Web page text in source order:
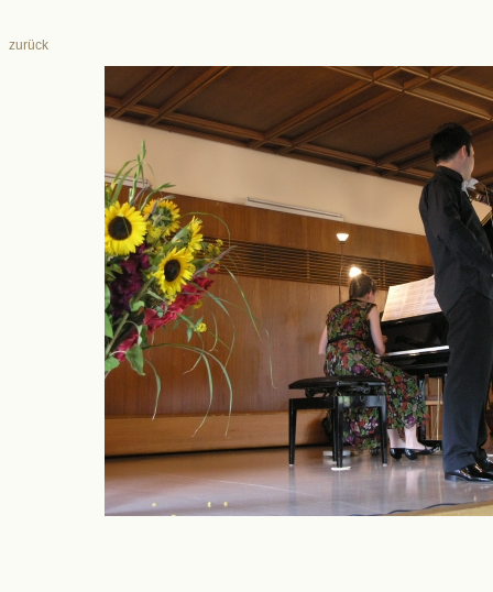
zurück